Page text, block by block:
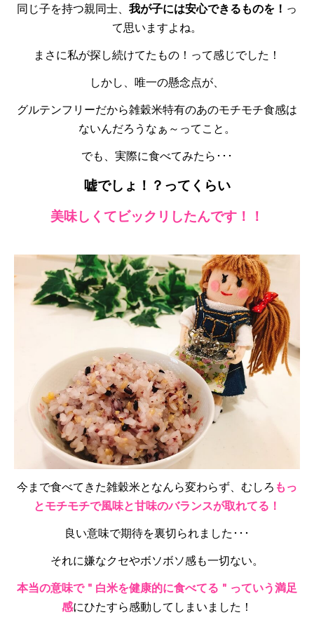
同じ子を持つ親同士、 我が子には安心できるものを！ っ
て思いますよね。
まさに私が探し続けてたもの！って感じでした！
しかし、唯一の懸念点が、
グルテンフリーだから雑穀米特有のあのモチモチ食感は
ないんだろうなぁ～ってこと。
でも、実際に食べてみたら･･･
嘘でしょ！？ってくらい
美味しくてビックリしたんです！！
今まで食べてきた雑穀米となんら変わらず、むしろ もっ
とモチモチで風味と甘味のバランスが取れてる！
良い意味で期待を裏切られました･･･
それに嫌なクセやボソボソ感も一切ない。
本当の意味で＂白米を健康的に食べてる＂っていう満足
感にひたすら感動してしまいました！